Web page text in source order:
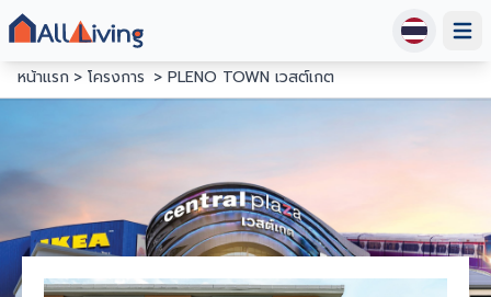
หน้าแรก
โครงการ PLENO TOWN เวสต์เกต